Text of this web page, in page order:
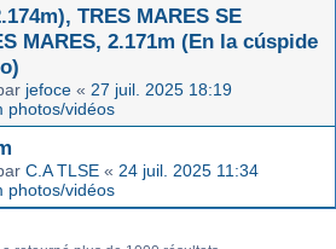
TRES MARES SE
MARES, 2.171m (En la cúspide
jefoce « 27 juil. 2025 18:19
photos/vidéos
C.A TLSE « 24 juil. 2025 11:34
photos/vidéos